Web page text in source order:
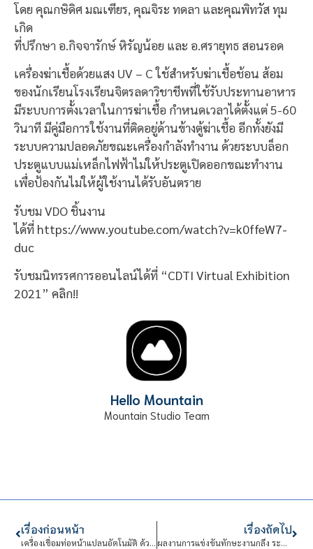
โดย คุณกษิดิศ มณเฑียร, คุณจิระ ทดลา และคุณพิทวัส ทุม
เกิด
ที่ปรึกษา อ.กิจจารักษ์ หิรัญน้อย และ อ.ศรายุทธ สอนรอด
เครื่องฆ่าเชื้อด้วยแสง UV – C ใช้สำหรับฆ่าเชื้อช้อน ส้อม
ของนักเรียนโรงเรียนจิตรลดาวิชาชีพที่ใช้รับประทานอาหาร
มีระบบการตั้งเวลาในการฆ่าเชื้อ กำหนดเวลาได้ตั้งแต่ 5-60
วินาที มีคู่มือการใช้งานที่ติดอยู่ด้านข้างตู้ฆ่าเชื้อ อีกทั้งยังมี
ระบบความปลอดภัยขณะเครื่องกำลังทำงาน ด้วยระบบล็อก
ประตูแบบแม่เหล็กไฟฟ้าไม่ให้ประตูเปิดออกขณะทำงาน
เพื่อป้องกันไม่ให้ผู้ใช้งานได้รับอันตราย
รับชม VDO ชิ้นงาน
ได้ที่ https://www.youtube.com/watch?v=k0ffeW7-
duc
รับชมนิทรรศการออนไลน์ได้ที่ “CDTI Virtual Exhibition
2021” คลิก!!
Hello Mountain
Mountain Studio Team
เรื่องก่อนหน้า
​​​​​​​เครื่องเชื่อมท่อหน้าแปลนอัตโนมัติ ด้วยกระบวนการเชื่อม MIG/MAG
เรื่องถัดไป
ผลงานการแข่งขันทักษะงานกลึง ระดับภาคปีการศึกษา 2563